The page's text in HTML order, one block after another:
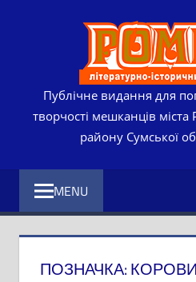
Публічне видання для
творчості мешканців
району Сумської
MENU
ПОЗНАЧКА: